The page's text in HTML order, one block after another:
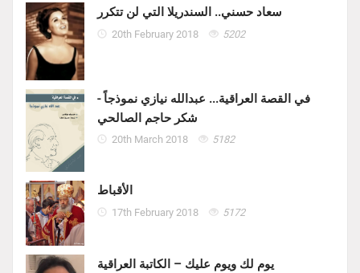
سعاد حسني.. السندريلا التي لن تتكرر
20th February 2018 5202
في القصة العراقية... عبدالله نيازي نموذجاً -
شكر حاجم الصالحي
20th March 2018 5182
الأقباط
17th February 2018 5172
يوم لك ويوم عليك – الكاتبة العراقية